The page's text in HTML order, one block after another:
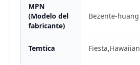
MPN
(Modelo del
fabricante)
Bezente-huang
Temtica Fiesta,Hawaiian